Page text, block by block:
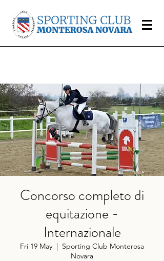
Concorso completo di
equitazione -
Internazionale
Fri 19 May
  |
Sporting Club Monterosa
Novara